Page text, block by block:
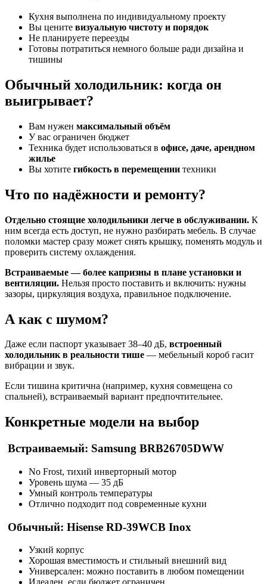
Кухня выполнена по индивидуальному проекту
Вы цените визуальную чистоту и порядок
Не планируете переезды
Готовы потратиться немного больше ради дизайна и
тишины
Обычный холодильник: когда он
выигрывает?
Вам нужен максимальный объём
У вас ограничен бюджет
Техника будет использоваться в офисе, даче, арендном
жилье
Вы хотите гибкость в перемещении техники
Что по надёжности и ремонту?
Отдельно стоящие холодильники легче в обслуживании. К
ним всегда есть доступ, не нужно разбирать мебель. В случае
поломки мастер сразу может снять крышку, поменять модуль и
проверить систему охлаждения.
Встраиваемые — более капризны в плане установки и
вентиляции. Нельзя просто поставить и включить: нужны
зазоры, циркуляция воздуха, правильное подключение.
А как с шумом?
Даже если паспорт указывает 38–40 дБ, встроенный
холодильник в реальности тише — мебельный короб гасит
вибрации и звук.
Если тишина критична (например, кухня совмещена со
спальней), встраиваемый вариант предпочтительнее.
Конкретные модели на выбор
Встраиваемый: Samsung BRB26705DWW
No Frost, тихий инверторный мотор
Уровень шума — 35 дБ
Умный контроль температуры
Отлично подходит под современные кухни
Обычный: Hisense RD-39WCB Inox
Узкий корпус
Хорошая вместимость и стильный внешний вид
Универсален: можно поставить в любом помещении